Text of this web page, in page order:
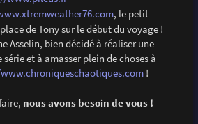
, le petit
de Tony sur le début du voyage !
Asselin, bien décidé à réaliser une
et à amasser plein de choses à
!
nous avons besoin de vous !